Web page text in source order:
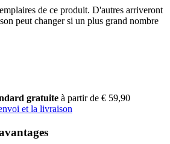
de ce produit. D'autres arriveront
peut changer si un plus grand nombre
gratuite à partir de € 59,90
et la livraison